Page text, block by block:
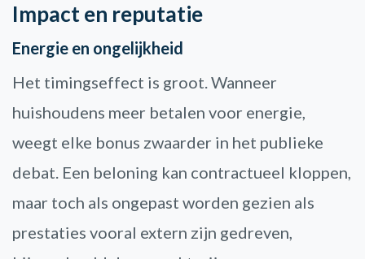
Impact en reputatie
Energie en ongelijkheid
Het timingseffect is groot. Wanneer
huishoudens meer betalen voor energie,
weegt elke bonus zwaarder in het publieke
debat. Een beloning kan contractueel kloppen,
maar toch als ongepast worden gezien als
prestaties vooral extern zijn gedreven,